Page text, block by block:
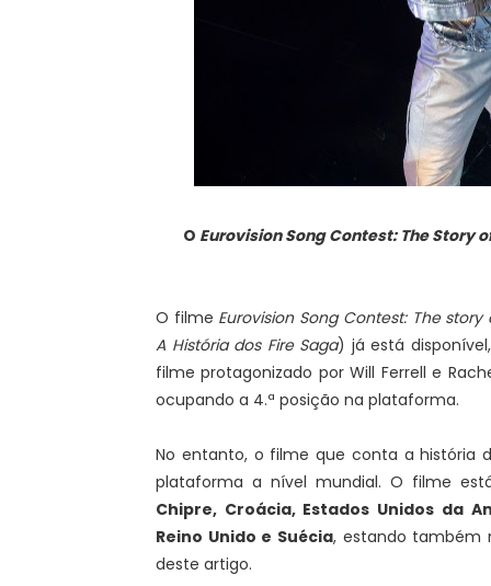
O Eurovision Song Contest: The Story
O filme Eurovision Song Contest: The
A História dos Fire Saga) já está
filme protagonizado por Will Ferrell e
ocupando a 4.ª posição na plataforma.
No entanto, o filme que conta a história
plataforma a nível mundial. O filme
Chipre, Croácia, Estados Unidos da
Reino Unido e Suécia, estando também
deste artigo.